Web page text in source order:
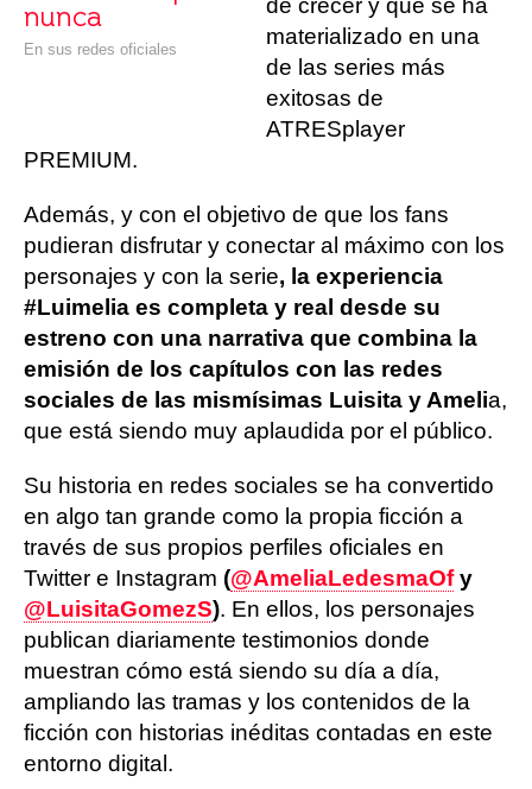
nunca
En sus redes oficiales
de crecer y que se ha
materializado en una
de las series más
exitosas de
ATRESplayer
PREMIUM.
Además, y con el objetivo de que los fans
pudieran disfrutar y conectar al máximo con los
personajes y con la serie, la experiencia
#Luimelia es completa y real desde su
estreno con una narrativa que combina la
emisión de los capítulos con las redes
sociales de las mismísimas Luisita y Amelia,
que está siendo muy aplaudida por el público.
Su historia en redes sociales se ha convertido
en algo tan grande como la propia ficción a
través de sus propios perfiles oficiales en
Twitter e Instagram (@AmeliaLedesmaOfy
@LuisitaGomezS). En ellos, los personajes
publican diariamente testimonios donde
muestran cómo está siendo su día a día,
ampliando las tramas y los contenidos de la
ficción con historias inéditas contadas en este
entorno digital.